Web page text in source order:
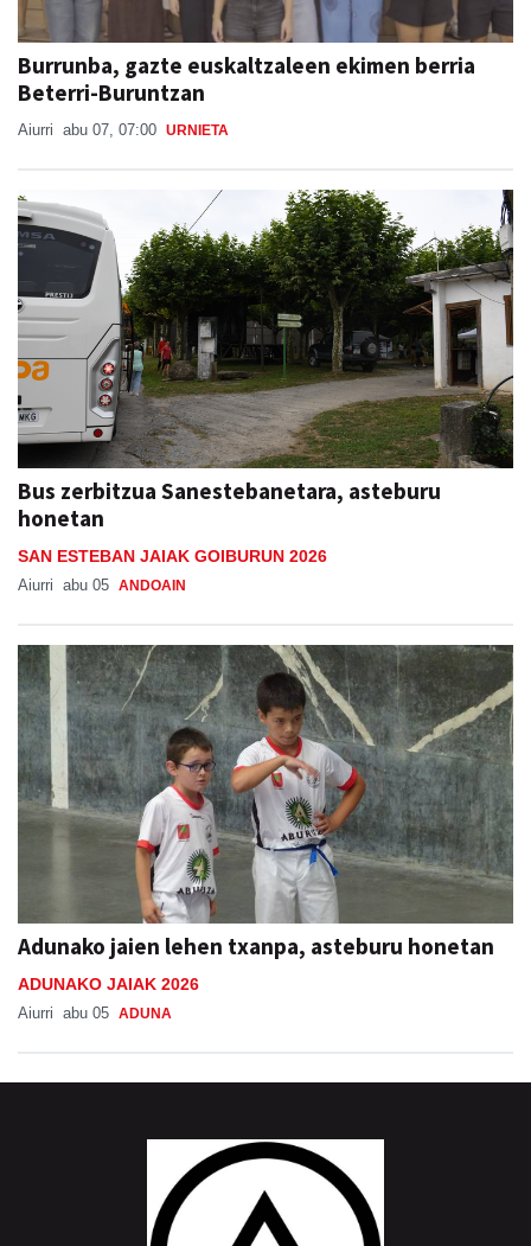
Burrunba, gazte euskaltzaleen ekimen berria
Beterri-Buruntzan
Aiurri abu 07, 07:00 URNIETA
Bus zerbitzua Sanestebanetara, asteburu
honetan
SAN ESTEBAN JAIAK GOIBURUN 2026
Aiurri abu 05 ANDOAIN
Adunako jaien lehen txanpa, asteburu honetan
ADUNAKO JAIAK 2026
Aiurri abu 05 ADUNA